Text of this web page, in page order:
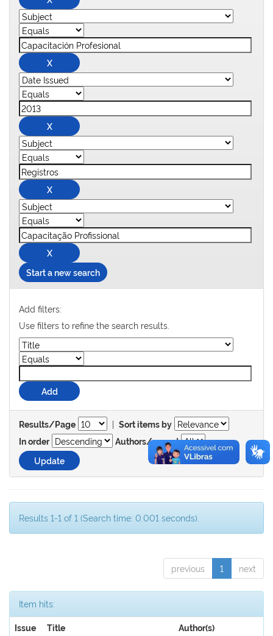
Start a new search
Add filters:
Use filters to refine the search results.
Results/Page | Sort items by
In order
Authors/record
Results 1-1 of 1 (Search time: 0.001 seconds).
previous 1 next
Item hits:
Issue
Title Author(s)